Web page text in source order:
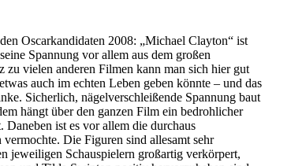
Oscarkandidaten 2008: „Michael Clayton“ ist
Spannung vor allem aus dem großen
zu vielen anderen Filmen kann man sich hier gut
auch im echten Leben geben könnte – und das
Sicherlich, nägelverschleißende Spannung baut
hängt über den ganzen Film ein bedrohlicher
Daneben ist es vor allem die durchaus
Die Figuren sind allesamt sehr
jeweiligen Schauspielern großartig verkörpert,